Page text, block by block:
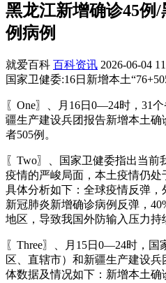
黑龙江新增确诊45例
例病例
就爱百科 百科资讯 2026-06-04
国家卫健委:16日新增本土
〖One〗、月16日0—24时，31
疆生产建设兵团报告新增本土
者505例。
〖Two〗、国家卫健委指出当
疫情的严峻局面，本土疫情仍处
具体分析如下：全球疫情反弹
新冠肺炎新增确诊病例反弹，
地区，导致我国外防输入压力持
〖Three〗、月15日0—24时，
区、直辖市）和新疆生产建设兵
体数据及情况如下：新增本土确